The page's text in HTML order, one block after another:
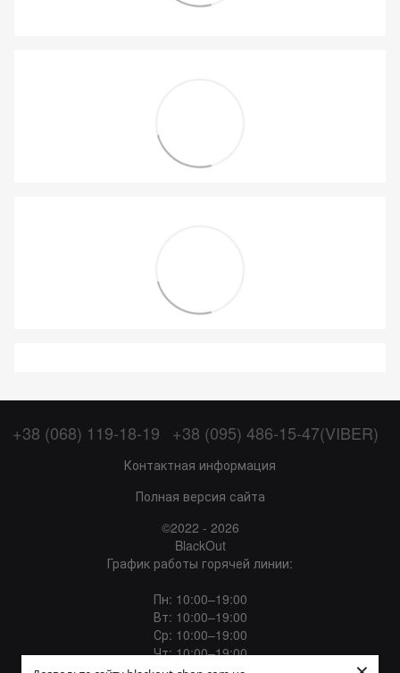
+38 (068) 119-18-19 +38 (095) 486-15-47(VIBER)
Контактная информация
Полная версия сайта
©2022 - 2026
BlackOut
График работы горячей линии:
Пн: 10:00–19:00
Вт: 10:00–19:00
Ср: 10:00–19:00
Чт: 10:00–19:00